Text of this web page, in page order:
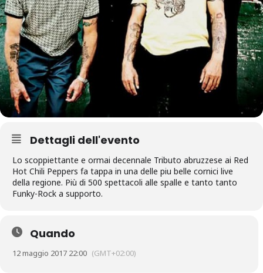
Dettagli dell'evento
Lo scoppiettante e ormai decennale Tributo abruzzese ai Red
Hot Chili Peppers fa tappa in una delle piu belle cornici live
della regione. Più di 500 spettacoli alle spalle e tanto tanto
Funky-Rock a supporto.
Quando
12 maggio 2017 22:00 (GMT+02:00)